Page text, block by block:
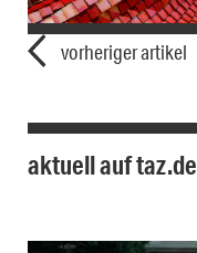
vorheriger artikel
aktuell auf taz.de